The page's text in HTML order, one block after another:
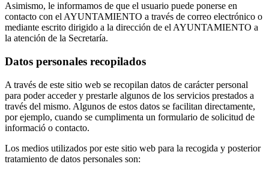
Asimismo, le informamos de que el usuario puede ponerse en
contacto con el AYUNTAMIENTO a través de correo electrónico o
mediante escrito dirigido a la dirección de el AYUNTAMIENTO a
la atención de la Secretaría.
Datos personales recopilados
A través de este sitio web se recopilan datos de carácter personal
para poder acceder y prestarle algunos de los servicios prestados a
través del mismo. Algunos de estos datos se facilitan directamente,
por ejemplo, cuando se cumplimenta un formulario de solicitud de
informació o contacto.
Los medios utilizados por este sitio web para la recogida y posterior
tratamiento de datos personales son: